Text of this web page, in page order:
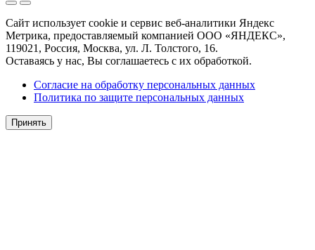
Сайт использует cookie и сервис веб-аналитики Яндекс
Метрика, предоставляемый компанией ООО «ЯНДЕКС»,
119021, Россия, Москва, ул. Л. Толстого, 16.
Оставаясь у нас, Вы соглашаетесь с их обработкой.
Согласие на обработку персональных данных
Политика по защите персональных данных
Принять